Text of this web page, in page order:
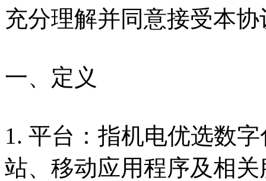
充分理解并同意接受本
一、定义
1. 平台：指机电优选数
站、移动应用程序及相